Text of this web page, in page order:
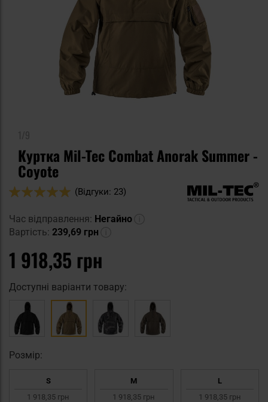
Куртка Mil-Tec Combat Anorak Summer -
Coyote
Оцінка:
(Відгуки: 23)
Час відправлення: Негайно
Вартість: 239,69 грн
1 918,35 грн
Доступні варіанти товару:
Pозмір:
S
1 918,35 грн
M
1 918,35 грн
L
1 918,35 грн